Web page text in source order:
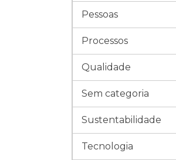
Pessoas
Processos
Qualidade
Sem categoria
Sustentabilidade
Tecnologia